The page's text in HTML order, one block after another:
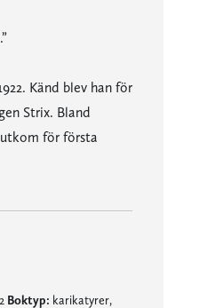
Känd blev han för
Strix. Bland
för första
Boktyp: karikatyrer,